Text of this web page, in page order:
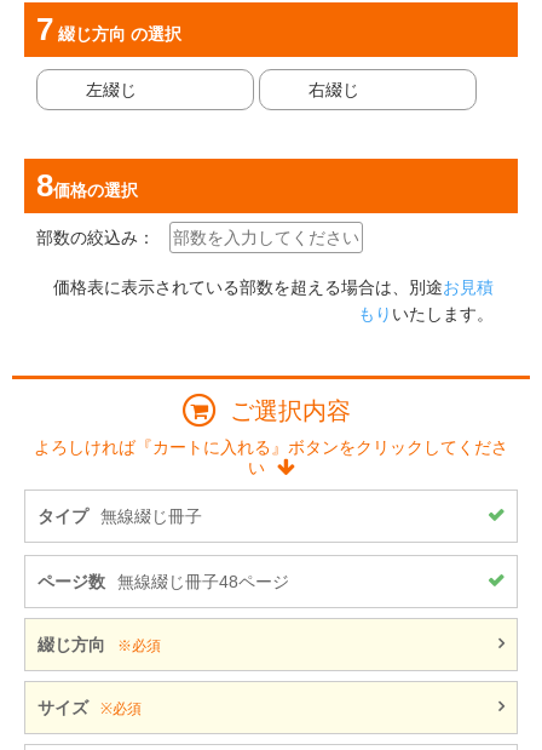
綴じ方向 の選択
左綴じ 右綴じ
価格の選択
部数の絞込み：
価格表に表示されている部数を超える場合は、別途お見積
もり いたします。
ご選択内容
よろしければ『カートに入れる』ボタンをクリックしてくださ
い
タイプ 無線綴じ冊子
ページ数 無線綴じ冊子48ページ
綴じ方向 ※必須
サイズ ※必須